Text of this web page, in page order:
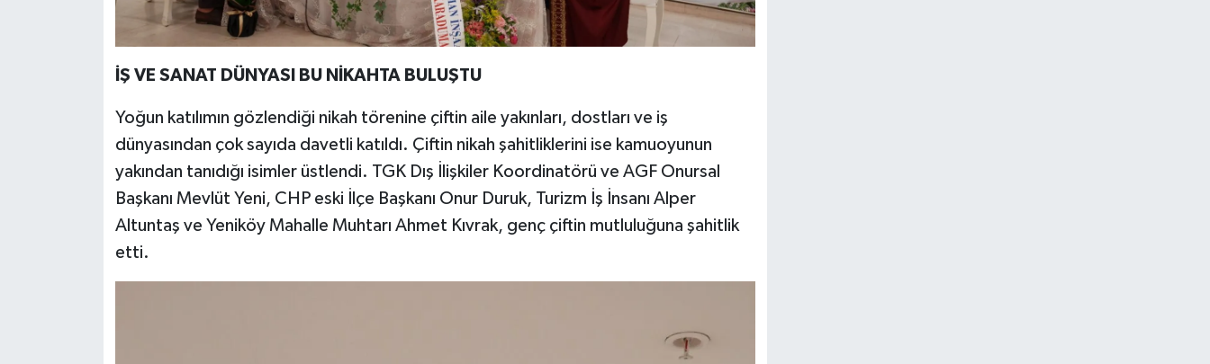
İŞ VE SANAT DÜNYASI BU NİKAHTA BULUŞTU
Yoğun katılımın gözlendiği nikah törenine çiftin aile yakınları, dostları ve iş
dünyasından çok sayıda davetli katıldı. Çiftin nikah şahitliklerini ise kamuoyunun
yakından tanıdığı isimler üstlendi. TGK Dış İlişkiler Koordinatörü ve AGF Onursal
Başkanı Mevlüt Yeni, CHP eski İlçe Başkanı Onur Duruk, Turizm İş İnsanı Alper
Altuntaş ve Yeniköy Mahalle Muhtarı Ahmet Kıvrak, genç çiftin mutluluğuna şahitlik
etti.